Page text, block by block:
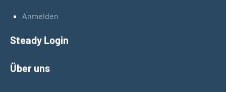
Anmelden
Steady Login
Über uns